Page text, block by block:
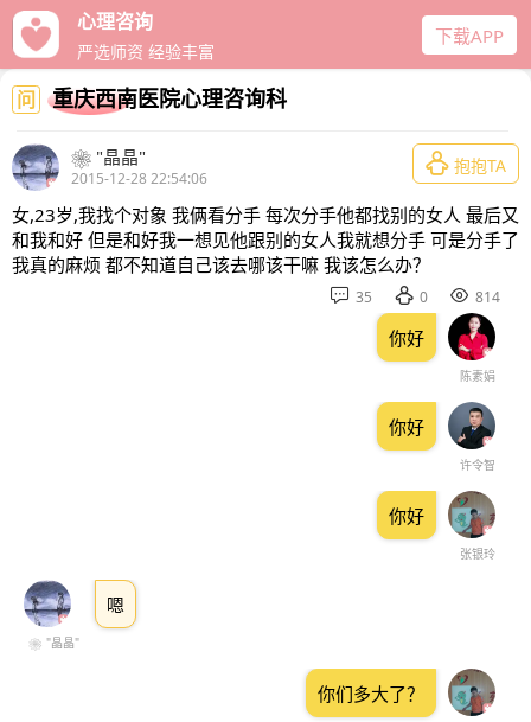
心理咨询
严选师资 经验丰富
下载APP
问 重庆西南医院心理咨询科
❀ "晶晶"
2015-12-28 22:54:06
 抱抱TA
女,23岁,我找个对象 我俩看分手 每次分手他都找别的女人 最后又
和我和好 但是和好我一想见他跟别的女人我就想分手 可是分手了
我真的麻烦 都不知道自己该去哪该干嘛 我该怎么办？
 35  0  814
陈素娟
你好
许令智
你好
张银玲
你好
❀ "晶晶"
嗯
你们多大了？